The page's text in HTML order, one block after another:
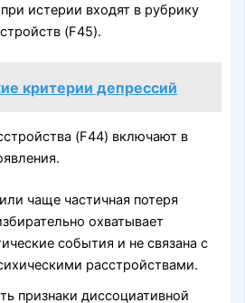
истерии входят в рубрику
(F45).
критерии депрессий
(F44) включают в
чаще частичная потеря
охватывает
события и не связана с
расстройствами.
признаки диссоциативной